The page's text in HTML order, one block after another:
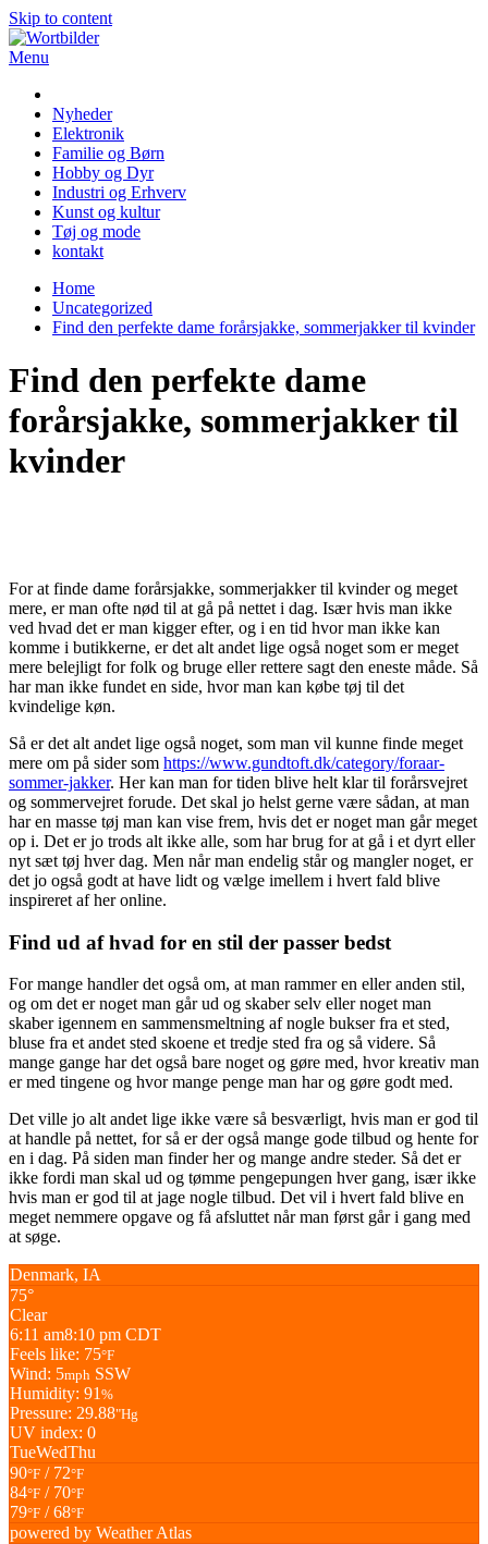
Skip to content
Menu
Nyheder
Elektronik
Familie og Børn
Hobby og Dyr
Industri og Erhverv
Kunst og kultur
Tøj og mode
kontakt
Home
Uncategorized
Find den perfekte dame forårsjakke, sommerjakker til kvinder
Find den perfekte dame
forårsjakke, sommerjakker til
kvinder
For at finde dame forårsjakke, sommerjakker til kvinder og meget
mere, er man ofte nød til at gå på nettet i dag. Især hvis man ikke
ved hvad det er man kigger efter, og i en tid hvor man ikke kan
komme i butikkerne, er det alt andet lige også noget som er meget
mere belejligt for folk og bruge eller rettere sagt den eneste måde. Så
har man ikke fundet en side, hvor man kan købe tøj til det
kvindelige køn.
Så er det alt andet lige også noget, som man vil kunne finde meget
mere om på sider som https://www.gundtoft.dk/category/foraar-
sommer-jakker. Her kan man for tiden blive helt klar til forårsvejret
og sommervejret forude. Det skal jo helst gerne være sådan, at man
har en masse tøj man kan vise frem, hvis det er noget man går meget
op i. Det er jo trods alt ikke alle, som har brug for at gå i et dyrt eller
nyt sæt tøj hver dag. Men når man endelig står og mangler noget, er
det jo også godt at have lidt og vælge imellem i hvert fald blive
inspireret af her online.
Find ud af hvad for en stil der passer bedst
For mange handler det også om, at man rammer en eller anden stil,
og om det er noget man går ud og skaber selv eller noget man
skaber igennem en sammensmeltning af nogle bukser fra et sted,
bluse fra et andet sted skoene et tredje sted fra og så videre. Så
mange gange har det også bare noget og gøre med, hvor kreativ man
er med tingene og hvor mange penge man har og gøre godt med.
Det ville jo alt andet lige ikke være så besværligt, hvis man er god til
at handle på nettet, for så er der også mange gode tilbud og hente for
en i dag. På siden man finder her og mange andre steder. Så det er
ikke fordi man skal ud og tømme pengepungen hver gang, især ikke
hvis man er god til at jage nogle tilbud. Det vil i hvert fald blive en
meget nemmere opgave og få afsluttet når man først går i gang med
at søge.
Denmark, IA
75°
Clear
6:11 am8:10 pm CDT
Feels like: 75°F
Wind: 5mph SSW
Humidity: 91 %
Pressure: 29.88"Hg
UV index: 0
TueWedThu
90°F / 72°F
84°F / 70°F
79°F / 68°F
powered by Weather Atlas